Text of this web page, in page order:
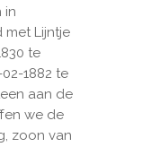
in
met Lijntje
te
1882 te
aan de
we de
zoon van